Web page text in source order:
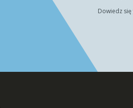
Dowiedz się